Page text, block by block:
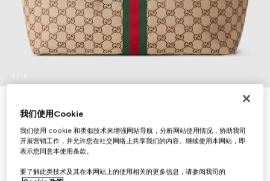
10
Gucci Giglio系列大号托特包
£1,600
相关款式米色和棕色GG帆布
我们使用Cookie
我们使用 cookie 和类似技术来增强网站导航，分析网站使用情况，协助我司
开展营销工作，并允许您在社交网络上共享我们的内容。继续使用本网站，即
表示您同意本使用条款。
要了解此类技术及其在本网站上的使用相关的更多信息，请参阅我司的